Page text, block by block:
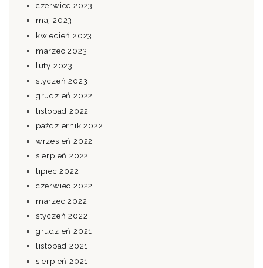
czerwiec 2023
maj 2023
kwiecień 2023
marzec 2023
luty 2023
styczeń 2023
grudzień 2022
listopad 2022
październik 2022
wrzesień 2022
sierpień 2022
lipiec 2022
czerwiec 2022
marzec 2022
styczeń 2022
grudzień 2021
listopad 2021
sierpień 2021